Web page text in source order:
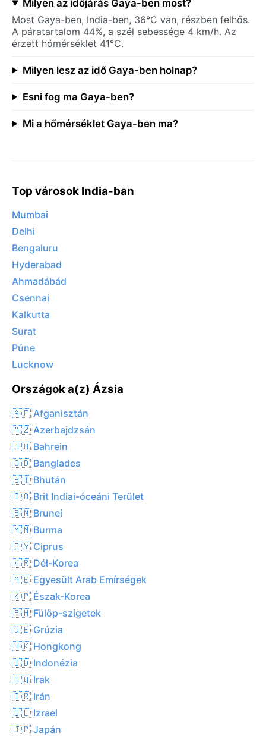
Milyen az időjárás Gaya-ben most?
Most Gaya-ben, India-ben, 36°C van, részben felhős.
A páratartalom 44%, a szél sebessége 4 km/h. Az
érzett hőmérséklet 41°C.
Milyen lesz az idő Gaya-ben holnap?
Esni fog ma Gaya-ben?
Mi a hőmérséklet Gaya-ben ma?
Top városok India-ban
Mumbai
Delhi
Bengaluru
Hyderabad
Ahmadábád
Csennai
Kalkutta
Surat
Púne
Lucknow
Országok a(z) Ázsia
🇦🇫 Afganisztán
🇦🇿 Azerbajdzsán
🇧🇭 Bahrein
🇧🇩 Banglades
🇧🇹 Bhután
🇮🇴 Brit Indiai-óceáni Terület
🇧🇳 Brunei
🇲🇲 Burma
🇨🇾 Ciprus
🇰🇷 Dél-Korea
🇦🇪 Egyesült Arab Emírségek
🇰🇵 Észak-Korea
🇵🇭 Fülöp-szigetek
🇬🇪 Grúzia
🇭🇰 Hongkong
🇮🇩 Indonézia
🇮🇶 Irak
🇮🇷 Irán
🇮🇱 Izrael
🇯🇵 Japán